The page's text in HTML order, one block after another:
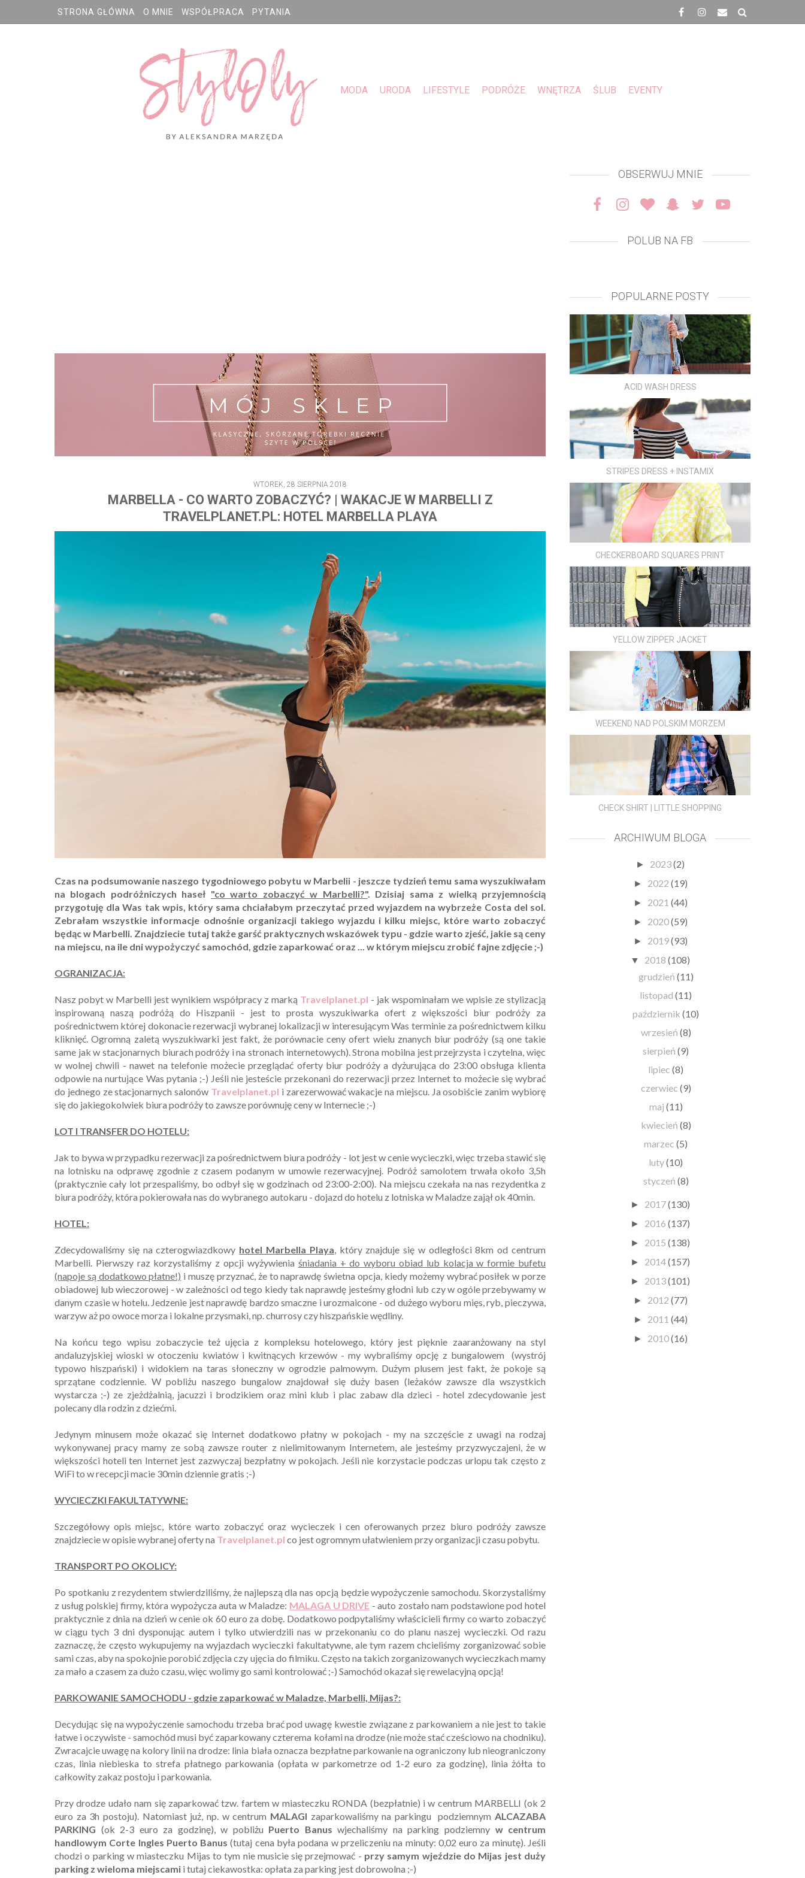
STRONA GŁÓWNA O MNIE WSPÓŁPRACA PYTANIA
MODA URODA LIFESTYLE PODRÓŻE WNĘTRZA ŚLUB EVENTY
WTOREK, 28 SIERPNIA 2018
MARBELLA - CO WARTO ZOBACZYĆ? | WAKACJE W MARBELLI Z
TRAVELPLANET.PL: HOTEL MARBELLA PLAYA
Czas na podsumowanie naszego tygodniowego pobytu w Marbelii - jeszcze tydzień temu sama wyszukiwałam
na blogach podróżniczych haseł "co warto zobaczyć w Marbelli?". Dzisiaj sama z wielką przyjemnością
przygotuję dla Was tak wpis, który sama chciałabym przeczytać przed wyjazdem na wybrzeże Costa del sol.
Zebrałam wszystkie informacje odnośnie organizacji takiego wyjazdu i kilku miejsc, które warto zobaczyć
będąc w Marbelli. Znajdziecie tutaj także garść praktycznych wskazówek typu - gdzie warto zjeść, jakie są ceny
na miejscu, na ile dni wypożyczyć samochód, gdzie zaparkować oraz ... w którym miejscu zrobić fajne zdjęcie ;-)
OGRANIZACJA:
Nasz pobyt w Marbelli jest wynikiem współpracy z marką Travelplanet.pl - jak wspominałam we wpisie ze stylizacją
inspirowaną naszą podróżą do Hiszpanii - jest to prosta wyszukiwarka ofert z większości biur podróży za
pośrednictwem której dokonacie rezerwacji wybranej lokalizacji w interesującym Was terminie za pośrednictwem kilku
kliknięć. Ogromną zaletą wyszukiwarki jest fakt, że porównacie ceny ofert wielu znanych biur podróży (są one takie
same jak w stacjonarnych biurach podróży i na stronach internetowych). Strona mobilna jest przejrzysta i czytelna, więc
w wolnej chwili - nawet na telefonie możecie przeglądać oferty biur podróży a dyżurująca do 23:00 obsługa klienta
odpowie na nurtujące Was pytania ;-) Jeśli nie jesteście przekonani do rezerwacji przez Internet to możecie się wybrać
do jednego ze stacjonarnych salonów Travelplanet.pl i zarezerwować wakacje na miejscu. Ja osobiście zanim wybiorę
się do jakiegokolwiek biura podróży to zawsze porównuję ceny w Internecie ;-)
LOT I TRANSFER DO HOTELU:
Jak to bywa w przypadku rezerwacji za pośrednictwem biura podróży - lot jest w cenie wycieczki, więc trzeba stawić się
na lotnisku na odprawę zgodnie z czasem podanym w umowie rezerwacyjnej. Podróż samolotem trwała około 3,5h
(praktycznie cały lot przespaliśmy, bo odbył się w godzinach od 23:00-2:00). Na miejscu czekała na nas rezydentka z
biura podróży, która pokierowała nas do wybranego autokaru - dojazd do hotelu z lotniska w Maladze zajął ok 40min.
HOTEL:
Zdecydowaliśmy się na czterogwiazdkowy hotel Marbella Playa, który znajduje się w odległości 8km od centrum
Marbelli. Pierwszy raz korzystaliśmy z opcji wyżywienia śniadania + do wyboru obiad lub kolacja w formie bufetu
(napoje są dodatkowo płatne!) i muszę przyznać, że to naprawdę świetna opcja, kiedy możemy wybrać posiłek w porze
obiadowej lub wieczorowej - w zależności od tego kiedy tak naprawdę jesteśmy głodni lub czy w ogóle przebywamy w
danym czasie w hotelu. Jedzenie jest naprawdę bardzo smaczne i urozmaicone - od dużego wyboru mięs, ryb, pieczywa,
warzyw aż po owoce morza i lokalne przysmaki, np. churrosy czy hiszpańskie wędliny.
Na końcu tego wpisu zobaczycie też ujęcia z kompleksu hotelowego, który jest pięknie zaaranżowany na styl
andaluzyjskiej wioski w otoczeniu kwiatów i kwitnących krzewów - my wybraliśmy opcję z bungalowem (wystrój
typowo hiszpański) i widokiem na taras słoneczny w ogrodzie palmowym. Dużym plusem jest fakt, że pokoje są
sprzątane codziennie. W pobliżu naszego bungalow znajdował się duży basen (leżaków zawsze dla wszystkich
wystarcza ;-) ze zjeżdżalnią, jacuzzi i brodzikiem oraz mini klub i plac zabaw dla dzieci - hotel zdecydowanie jest
polecany dla rodzin z dziećmi.
Jedynym minusem może okazać się Internet dodatkowo płatny w pokojach - my na szczęście z uwagi na rodzaj
wykonywanej pracy mamy ze sobą zawsze router z nielimitowanym Internetem, ale jesteśmy przyzwyczajeni, że w
większości hoteli ten Internet jest zazwyczaj bezpłatny w pokojach. Jeśli nie korzystacie podczas urlopu tak często z
WiFi to w recepcji macie 30min dziennie gratis ;-)
WYCIECZKI FAKULTATYWNE:
Szczegółowy opis miejsc, które warto zobaczyć oraz wycieczek i cen oferowanych przez biuro podróży zawsze
znajdziecie w opisie wybranej oferty na Travelplanet.pl co jest ogromnym ułatwieniem przy organizacji czasu pobytu.
TRANSPORT PO OKOLICY:
Po spotkaniu z rezydentem stwierdziliśmy, że najlepszą dla nas opcją będzie wypożyczenie samochodu. Skorzystaliśmy
z usług polskiej firmy, która wypożycza auta w Maladze: MALAGA U DRIVE - auto zostało nam podstawione pod hotel
praktycznie z dnia na dzień w cenie ok 60 euro za dobę. Dodatkowo podpytaliśmy właścicieli firmy co warto zobaczyć
w ciągu tych 3 dni dysponując autem i tylko utwierdzili nas w przekonaniu co do planu naszej wycieczki. Od razu
zaznaczę, że często wykupujemy na wyjazdach wycieczki fakultatywne, ale tym razem chcieliśmy zorganizować sobie
sami czas, aby na spokojnie porobić zdjęcia czy ujęcia do filmiku. Często na takich zorganizowanych wycieczkach mamy
za mało a czasem za dużo czasu, więc wolimy go sami kontrolować ;-) Samochód okazał się rewelacyjną opcją!
PARKOWANIE SAMOCHODU - gdzie zaparkować w Maladze, Marbelli, Mijas?:
Decydując się na wypożyczenie samochodu trzeba brać pod uwagę kwestie związane z parkowaniem a nie jest to takie
łatwe i oczywiste - samochód musi być zaparkowany czterema kołami na drodze (nie może stać cześciowo na chodniku).
Zwracajcie uwagę na kolory linii na drodze: linia biała oznacza bezpłatne parkowanie na ograniczony lub nieograniczony
czas, linia niebieska to strefa płatnego parkowania (opłata w parkometrze od 1-2 euro za godzinę), linia żółta to
całkowity zakaz postoju i parkowania.
Przy drodze udało nam się zaparkować tzw. fartem w miasteczku RONDA (bezpłatnie) i w centrum MARBELLI (ok 2
euro za 3h postoju). Natomiast już, np. w centrum MALAGI zaparkowaliśmy na parkingu podziemnym ALCAZABA
PARKING (ok 2-3 euro za godzinę), w pobliżu Puerto Banus wjechaliśmy na parking podziemny w centrum
handlowym Corte Ingles Puerto Banus (tutaj cena była podana w przeliczeniu na minuty: 0,02 euro za minutę). Jeśli
chodzi o parking w miasteczku Mijas to tym nie musicie się przejmować - przy samym wjeździe do Mijas jest duży
parking z wieloma miejscami i tutaj ciekawostka: opłata za parking jest dobrowolna ;-)
OBSERWUJ MNIE
POLUB NA FB
POPULARNE POSTY
ACID WASH DRESS
STRIPES DRESS + INSTAMIX
CHECKERBOARD SQUARES PRINT
YELLOW ZIPPER JACKET
WEEKEND NAD POLSKIM MORZEM
CHECK SHIRT | LITTLE SHOPPING
ARCHIWUM BLOGA
► 2023(2)
► 2022 (19)
► 2021 (44)
► 2020(59)
► 2019(93)
▼ 2018 (108)
grudzień (11)
listopad(11)
październik(10)
wrzesień (8)
sierpień(9)
lipiec(8)
czerwiec (9)
maj (11)
kwiecień (8)
marzec(5)
luty(10)
styczeń (8)
► 2017(130)
► 2016 (137)
► 2015 (138)
► 2014(157)
► 2013(101)
► 2012 (77)
► 2011 (44)
► 2010(16)